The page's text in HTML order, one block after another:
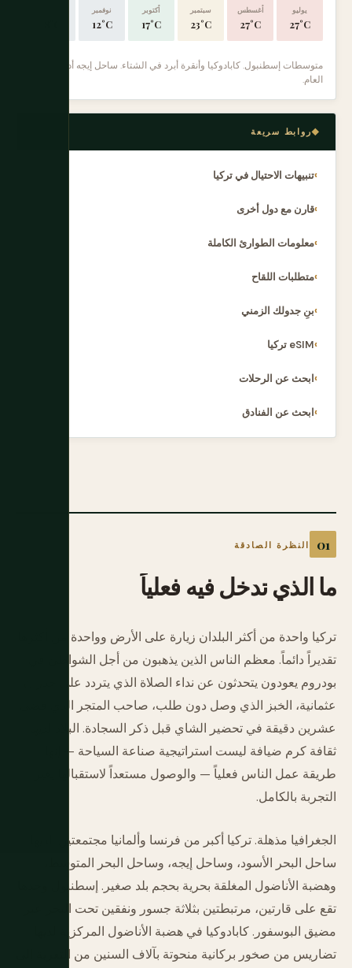
النظرة الصادقة
ما الذيتدخلفيه فعلياً
تركيا واحدة من أكثر البلدان زيارة على الأرض وواحدة من أكثرها
تقديراً دائماً. معظم الناس الذين يذهبون من أجل الشواطئ في
بودروم يعودون يتحدثون عن نداء الصلاة الذي يتردد على جدران
عثمانية، الخبز الذي وصل دون طلب، صاحب المتجر الذي قضى
عشرين دقيقة في تحضير الشاي قبل ذكر السجادة. البلاد لديها
ثقافة كرم ضيافة ليست استراتيجية صناعة السياحة — إنها
طريقة عمل الناس فعلياً — والوصول مستعداً لاستقبالها يغير
التجربة بالكامل.
الجغرافيا مذهلة. تركيا أكبر من فرنسا وألمانيا مجتمعتين. لديها
ساحل البحر الأسود، وساحل إيجه، وساحل البحر المتوسط،
وهضبة الأناضول المغلقة بحرية بحجم بلد صغير. إسطنبول وحدها
تقع على قارتين، مرتبطتين بثلاثة جسور ونفقين تحت البحر عبر
مضيق البوسفور. كابادوكيا في هضبة الأناضول المركزية لديها
تضاريس من صخور بركانية منحوتة بآلاف السنين من التعرية إلى
يوليو
27°C
أغسطس
27°C
سبتمبر
23°C
أكتوبر
17°C
نوفمبر
12°C
متوسطات إسطنبول. كابادوكيا وأنقرة أبرد في الشتاء. ساحل إيجه أدفأ طوال
العام.
روابط سريعة
تنبيهات الاحتيال في تركيا
قارن مع دول أخرى
معلومات الطوارئ الكاملة
متطلبات اللقاح
بنِ جدولك الزمني
eSIM تركيا
ابحث عن الرحلات
ابحث عن الفنادق